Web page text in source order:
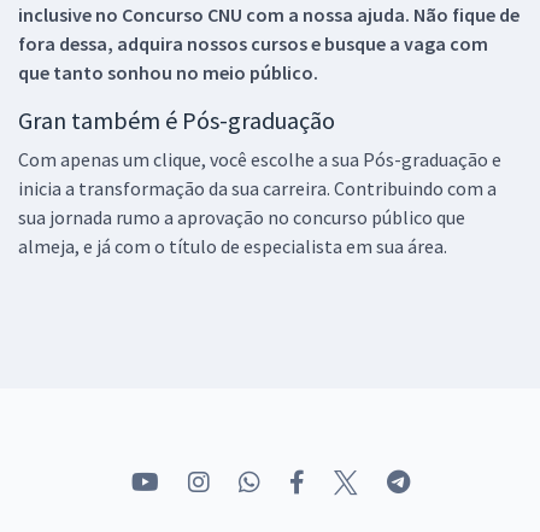
inclusive no Concurso CNU com a nossa ajuda. Não fique de
fora dessa, adquira nossos cursos e busque a vaga com
que tanto sonhou no meio público.
Gran também é Pós-graduação
Com apenas um clique, você escolhe a sua Pós-graduação e
inicia a transformação da sua carreira. Contribuindo com a
sua jornada rumo a aprovação no concurso público que
almeja, e já com o título de especialista em sua área.